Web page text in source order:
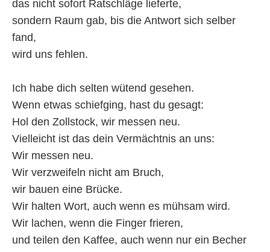
das nicht sofort Ratschläge lieferte,
sondern Raum gab, bis die Antwort sich selber
fand,
wird uns fehlen.
Ich habe dich selten wütend gesehen.
Wenn etwas schiefging, hast du gesagt:
Hol den Zollstock, wir messen neu.
Vielleicht ist das dein Vermächtnis an uns:
Wir messen neu.
Wir verzweifeln nicht am Bruch,
wir bauen eine Brücke.
Wir halten Wort, auch wenn es mühsam wird.
Wir lachen, wenn die Finger frieren,
und teilen den Kaffee, auch wenn nur ein Becher